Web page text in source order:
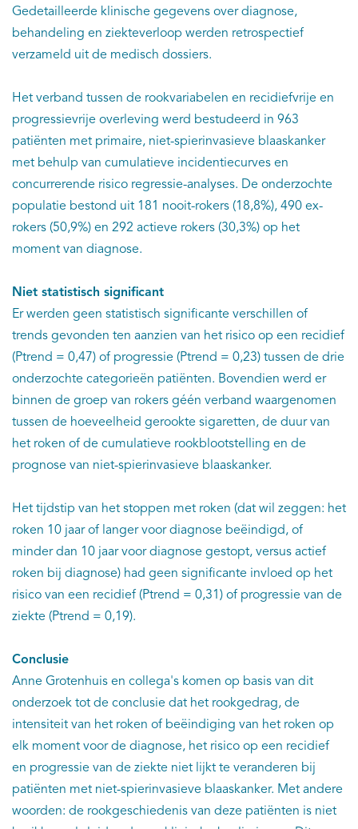
Gedetailleerde klinische gegevens over diagnose,
behandeling en ziekteverloop werden retrospectief
verzameld uit de medisch dossiers.
Het verband tussen de rookvariabelen en recidiefvrije en
progressievrije overleving werd bestudeerd in 963
patiënten met primaire, niet-spierinvasieve blaaskanker
met behulp van cumulatieve incidentiecurves en
concurrerende risico regressie-analyses. De onderzochte
populatie bestond uit 181 nooit-rokers (18,8%), 490 ex-
rokers (50,9%) en 292 actieve rokers (30,3%) op het
moment van diagnose.
Niet statistisch significant
Er werden geen statistisch significante verschillen of
trends gevonden ten aanzien van het risico op een recidief
(Ptrend = 0,47) of progressie (Ptrend = 0,23) tussen de drie
onderzochte categorieën patiënten. Bovendien werd er
binnen de groep van rokers géén verband waargenomen
tussen de hoeveelheid gerookte sigaretten, de duur van
het roken of de cumulatieve rookblootstelling en de
prognose van niet-spierinvasieve blaaskanker.
Het tijdstip van het stoppen met roken (dat wil zeggen: het
roken 10 jaar of langer voor diagnose beëindigd, of
minder dan 10 jaar voor diagnose gestopt, versus actief
roken bij diagnose) had geen significante invloed op het
risico van een recidief (Ptrend = 0,31) of progressie van de
ziekte (Ptrend = 0,19).
Conclusie
Anne Grotenhuis en collega's komen op basis van dit
onderzoek tot de conclusie dat het rookgedrag, de
intensiteit van het roken of beëindiging van het roken op
elk moment voor de diagnose, het risico op een recidief
en progressie van de ziekte niet lijkt te veranderen bij
patiënten met niet-spierinvasieve blaaskanker. Met andere
woorden: de rookgeschiedenis van deze patiënten is niet